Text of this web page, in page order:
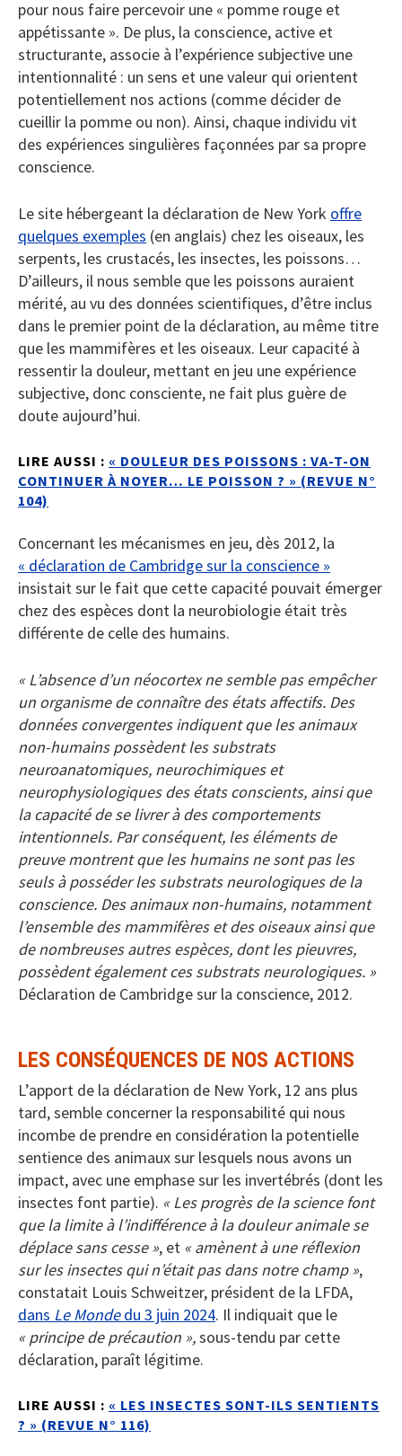
pour nous faire percevoir une « pomme rouge et
appétissante ». De plus, la conscience, active et
structurante, associe à l’expérience subjective une
intentionnalité : un sens et une valeur qui orientent
potentiellement nos actions (comme décider de
cueillir la pomme ou non). Ainsi, chaque individu vit
des expériences singulières façonnées par sa propre
conscience.
Le site hébergeant la déclaration de New York offre
quelques exemples (en anglais) chez les oiseaux, les
serpents, les crustacés, les insectes, les poissons…
D’ailleurs, il nous semble que les poissons auraient
mérité, au vu des données scientifiques, d’être inclus
dans le premier point de la déclaration, au même titre
que les mammifères et les oiseaux. Leur capacité à
ressentir la douleur, mettant en jeu une expérience
subjective, donc consciente, ne fait plus guère de
doute aujourd’hui.
LIRE AUSSI : « DOULEUR DES POISSONS : VA-T-ON
CONTINUER À NOYER… LE POISSON ? » (REVUE N°
104)
Concernant les mécanismes en jeu, dès 2012, la
« déclaration de Cambridge sur la conscience »
insistait sur le fait que cette capacité pouvait émerger
chez des espèces dont la neurobiologie était très
différente de celle des humains.
« L’absence d’un néocortex ne semble pas empêcher
un organisme de connaître des états affectifs. Des
données convergentes indiquent que les animaux
non-humains possèdent les substrats
neuroanatomiques, neurochimiques et
neurophysiologiques des états conscients, ainsi que
la capacité de se livrer à des comportements
intentionnels. Par conséquent, les éléments de
preuve montrent que les humains ne sont pas les
seuls à posséder les substrats neurologiques de la
conscience. Des animaux non-humains, notamment
l’ensemble des mammifères et des oiseaux ainsi que
de nombreuses autres espèces, dont les pieuvres,
possèdent également ces substrats neurologiques. »
Déclaration de Cambridge sur la conscience, 2012.
LES CONSÉQUENCES DE NOS ACTIONS
L’apport de la déclaration de New York, 12 ans plus
tard, semble concerner la responsabilité qui nous
incombe de prendre en considération la potentielle
sentience des animaux sur lesquels nous avons un
impact, avec une emphase sur les invertébrés (dont les
insectes font partie). « Les progrès de la science font
que la limite à l’indifférence à la douleur animale se
déplace sans cesse », et « amènent à une réflexion
sur les insectes qui n’était pas dans notre champ »,
constatait Louis Schweitzer, président de la LFDA,
dans Le Mondedu 3 juin 2024. Il indiquait que le
« principe de précaution »,sous-tendu par cette
déclaration, paraît légitime.
LIRE AUSSI : « LES INSECTES SONT-ILS SENTIENTS
? » (REVUE N° 116)